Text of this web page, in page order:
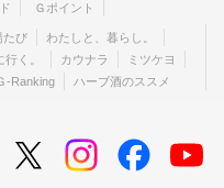
Ｇポイント
たび
わたしと、暮らし。
行く。 カウナラ
ミツケヨ
-Ranking ハーブ酒のススメ